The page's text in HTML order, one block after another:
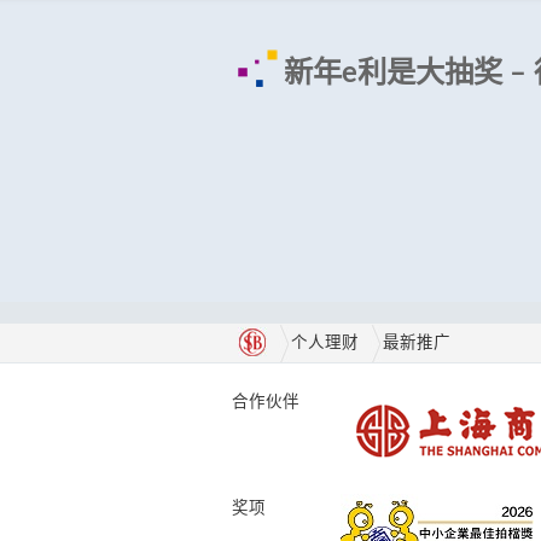
新年e利是大抽奖 –
个人理财 最新推广
合作伙伴
奖项